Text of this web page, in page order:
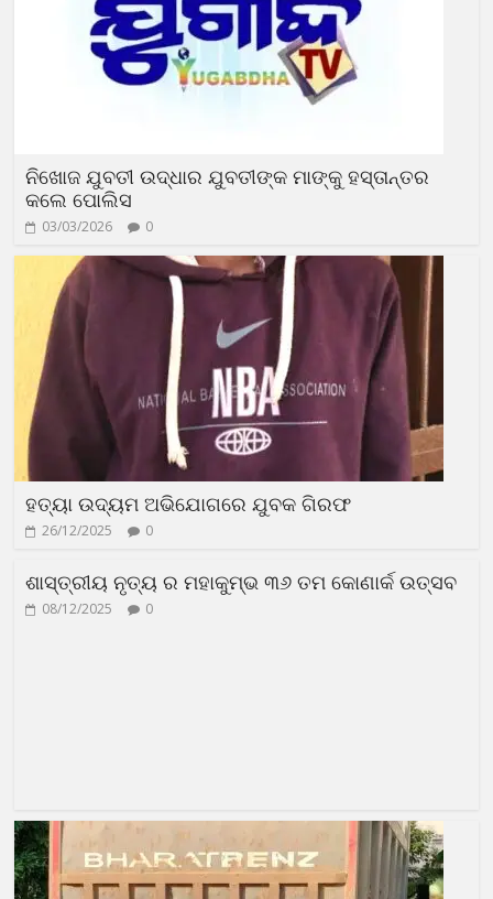
ନିଖୋଜ ଯୁବତୀ ଉଦ୍ଧାର ଯୁବତୀଙ୍କ ମାଙ୍କୁ ହସ୍ତାନ୍ତର
କଲେ ପୋଲିସ
03/03/2026 0
ହତ୍ୟା ଉଦ୍ୟମ ଅଭିଯୋଗରେ ଯୁବକ ଗିରଫ
26/12/2025 0
ଶାସ୍ତ୍ରୀୟ ନୃତ୍ୟ ର ମହାକୁମ୍ଭ ୩୬ ତମ କୋଣାର୍କ ଉତ୍ସବ
08/12/2025 0